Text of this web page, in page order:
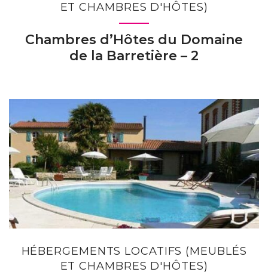
ET CHAMBRES D'HÔTES)
Chambres d’Hôtes du Domaine
de la Barretière – 2
HÉBERGEMENTS LOCATIFS (MEUBLÉS
ET CHAMBRES D'HÔTES)